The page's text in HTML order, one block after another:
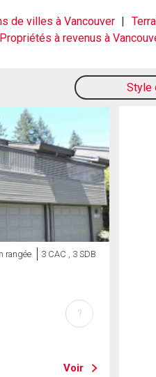
de villes à Vancouver
Propriétés à revenus à
Style
rangée 3 CAC , 3 SDB
Voir
?